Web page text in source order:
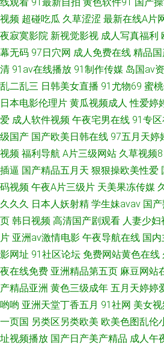
涩伦理影院 97资源共享 日韩51页 白嫩精品二
热视频在线观看 日韩最新AV 成人无码波多 51
家 91超碰最新 日韩无码精品久久 91av网址
成人小视频 91av天堂影院 欧
视频 超碰吃瓜 久草涩涩 最新在线A片
夜寂寞影院 新视觉影视 成人写真福利
幕无码 97日穴网 成人免费在线 精品
清 91av在线播放 91制作传媒 岛国av
乱二乱三 日韩美女直播 91尤物69 蜜
日本电影伦理片 黄瓜视频成人 性爱婷
爱 成人软件视频 午夜宅男在线 91专
级国产 国产欧美日韩在线 97五月天婷
视频 福利导航 A片三级网站 久草视频8
插逼 国产精品五月天 狠狠操欧美性爱
码视频 午夜A片三级片 天美果冻传媒
久久久 日本人妖射精 学生妹avav 国
页 韩日视频 高清国产剧观看 人妻少妇
片 亚洲av激情电影 午夜导航在线 国
影网址 91社区论坛 免费网站黄色在线
夜在线免费 亚洲精品第五页 麻豆网站
产精品亚洲 黄色三级成年 五月天婷婷
哟哟 亚洲天堂丁香五月 91社网 美女
一页国 另类区另类欧美 欧美色图乱伦
址视频播放 国产日产美产精品 成人午